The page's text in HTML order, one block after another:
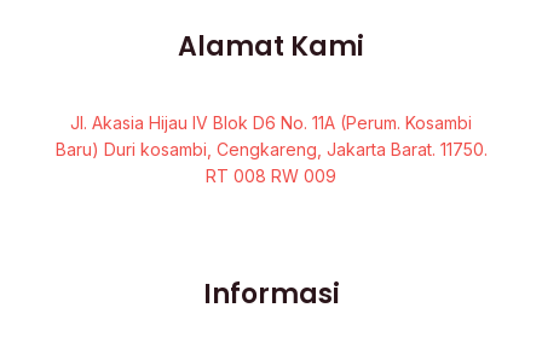
Alamat Kami
Jl. Akasia Hijau IV Blok D6 No. 11A (Perum. Kosambi
Baru) Duri kosambi, Cengkareng, Jakarta Barat. 11750.
RT 008 RW 009
Informasi